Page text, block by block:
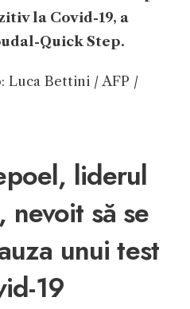
la Covid-19, a
Quick Step.
Luca Bettini / AFP /
liderul
nevoit să se
unui test
19